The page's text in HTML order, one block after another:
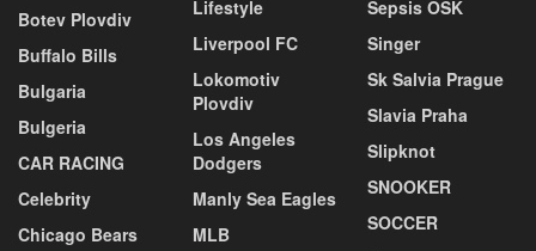
Botev Plovdiv
Buffalo Bills
Bulgaria
Bulgeria
CAR RACING
Celebrity
Chicago Bears
Lifestyle
Liverpool FC
Lokomotiv
Plovdiv
Los Angeles
Dodgers
Manly Sea Eagles
MLB
Sepsis OSK
Singer
Sk Salvia Prague
Slavia Praha
Slipknot
SNOOKER
SOCCER